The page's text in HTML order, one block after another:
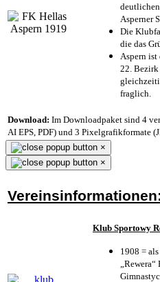
Asperner
Die
die das
Aspern
22. Bezirk
fraglich.
Download: Im Downloadpaket sind 4
AI EPS, PDF) und 3 Pixelgrafikformate
×
×
Vereinsinformationen:
Klub Sportowy
1908 =